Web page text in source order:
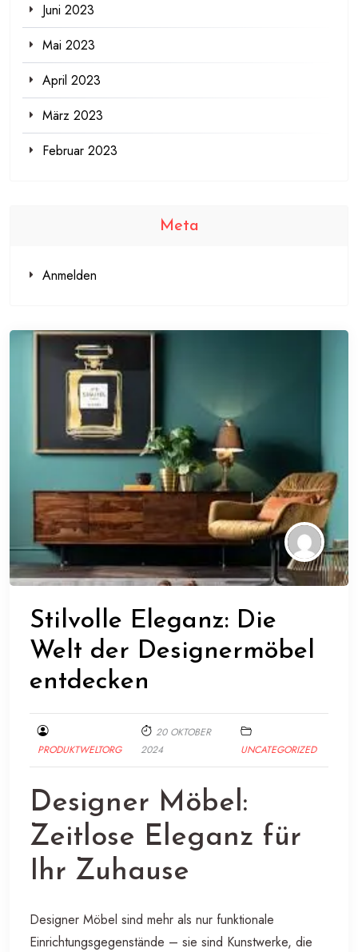
Stilvolle Eleganz: Die
Welt der Designermöbel
entdecken
PRODUKTWELTORG
20 OKTOBER
2024
UNCATEGORIZED
Designer Möbel:
Zeitlose Eleganz für
Ihr Zuhause
Designer Möbel sind mehr als nur funktionale
Einrichtungsgegenstände – sie sind Kunstwerke, die
Juni 2023
Mai 2023
April 2023
März 2023
Februar 2023
Meta
Anmelden